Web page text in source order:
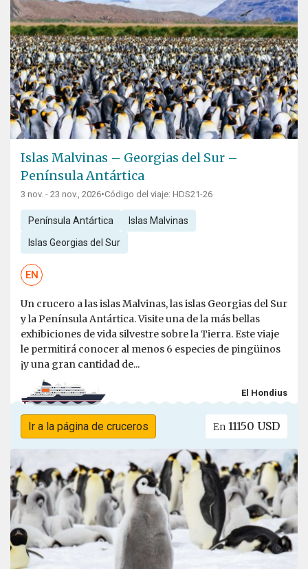
Islas Malvinas – Georgias del Sur –
Península Antártica
3 nov. - 23 nov., 2026•Código del viaje: HDS21-26
Península Antártica Islas Malvinas
Islas Georgias del Sur
EN
Un crucero a las islas Malvinas, las islas Georgias del Sur
y la Península Antártica. Visite una de la más bellas
exhibiciones de vida silvestre sobre la Tierra. Este viaje
le permitirá conocer al menos 6 especies de pingüinos
¡y una gran cantidad de...
El Hondius
Ir a la página de cruceros En 11150 USD